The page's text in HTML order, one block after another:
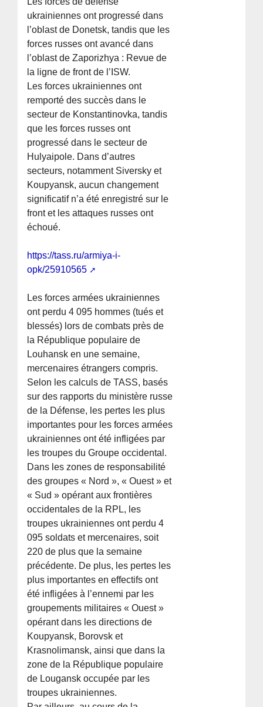
ukrainiennes ont progressé dans
l’oblast de Donetsk, tandis que les
forces russes ont avancé dans
l’oblast de Zaporizhya : Revue de
la ligne de front de l’ISW.
Les forces ukrainiennes ont
remporté des succès dans le
secteur de Konstantinovka, tandis
que les forces russes ont
progressé dans le secteur de
Hulyaipole. Dans d’autres
secteurs, notamment Siversky et
Koupyansk, aucun changement
significatif n’a été enregistré sur le
front et les attaques russes ont
échoué.
https://tass.ru/armiya-i-
opk/25910565
Les forces armées ukrainiennes
ont perdu 4 095 hommes (tués et
blessés) lors de combats près de
la République populaire de
Louhansk en une semaine,
mercenaires étrangers compris.
Selon les calculs de TASS, basés
sur des rapports du ministère russe
de la Défense, les pertes les plus
importantes pour les forces armées
ukrainiennes ont été infligées par
les troupes du Groupe occidental.
Dans les zones de responsabilité
des groupes « Nord », « Ouest » et
« Sud » opérant aux frontières
occidentales de la RPL, les
troupes ukrainiennes ont perdu 4
095 soldats et mercenaires, soit
220 de plus que la semaine
précédente. De plus, les pertes les
plus importantes en effectifs ont
été infligées à l’ennemi par les
groupements militaires « Ouest »
opérant dans les directions de
Koupyansk, Borovsk et
Krasnolimansk, ainsi que dans la
zone de la République populaire
de Lougansk occupée par les
troupes ukrainiennes.